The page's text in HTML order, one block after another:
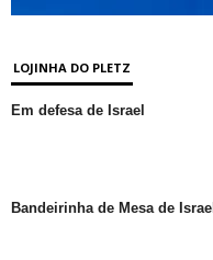
LOJINHA DO PLETZ
Em defesa de Israel
Bandeirinha de Mesa de Israel